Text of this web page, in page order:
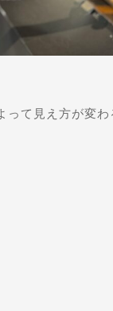
て見え方が変わ